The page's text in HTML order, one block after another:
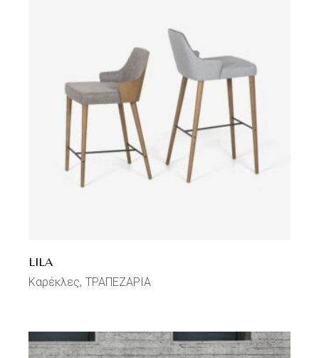
LILA
Καρέκλες ΤΡΑΠΕΖΑΡΙΑ